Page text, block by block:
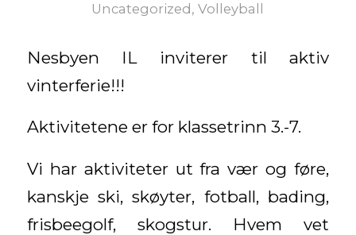
Uncategorized ,Volleyball
Nesbyen IL inviterer til aktiv
vinterferie!!!
Aktivitetene er for klassetrinn 3.-7.
Vi har aktiviteter ut fra vær og føre,
kanskje ski, skøyter, fotball, bading,
frisbeegolf, skogstur. Hvem vet